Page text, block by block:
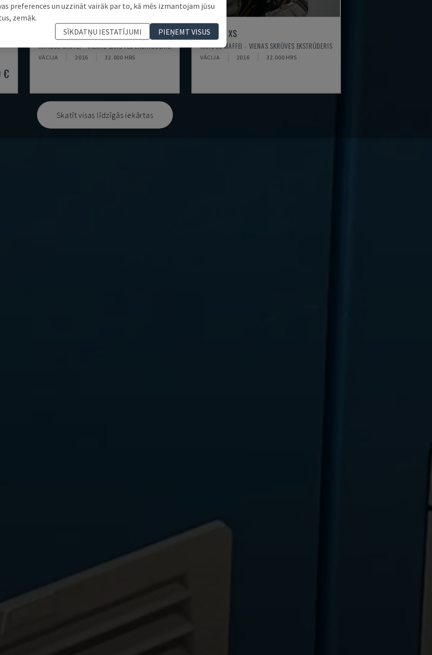
€
KME 45 XS EXTRUDER
KRAUSS MAFFEI - VIENAS SKRŪVES EKSTRŪDERIS
VĀCIJA 2016 32.000 HRS
KME 45 XS
KRAUSS MAFFEI - VIENAS SKRŪVES EKSTRŪDERIS
VĀCIJA 2016 32.000 HRS
Skatīt visas līdzīgās iekārtas
preferences un uzzināt vairāk par to, kā mēs izmantojam jūsu
zemāk.
SĪKDATŅU IESTATĪJUMI
PIEŅEMT VISUS